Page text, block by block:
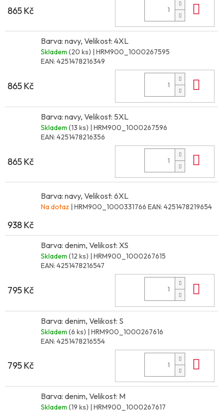
865 Kč
Barva: navy, Velikost: 4XL
Skladem (20 ks) | HRM900_1000267595
EAN: 4251478216349
865 Kč
Barva: navy, Velikost: 5XL
Skladem (13 ks) | HRM900_1000267596
EAN: 4251478216356
865 Kč
Barva: navy, Velikost: 6XL
Na dotaz | HRM900_1000331766 EAN: 4251478219654
938 Kč
Barva: denim, Velikost: XS
Skladem (12 ks) | HRM900_1000267615
EAN: 4251478216547
795 Kč
Barva: denim, Velikost: S
Skladem (6 ks) | HRM900_1000267616
EAN: 4251478216554
795 Kč
Barva: denim, Velikost: M
Skladem (19 ks) | HRM900_1000267617